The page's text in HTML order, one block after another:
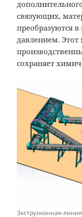
связующих,
преобразуются
давлением.
сохраняет
Экструзионная-